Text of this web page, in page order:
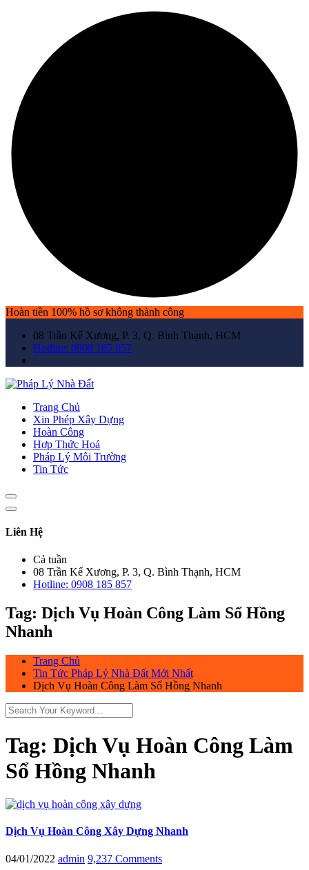
Hoàn tiền 100% hồ sơ không thành công
08 Trần Kế Xương, P. 3, Q. Bình Thạnh, HCM
Hotline: 0908 185 857
Trang Chủ
Xin Phép Xây Dựng
Hoàn Công
Hợp Thức Hoá
Pháp Lý Môi Trường
Tin Tức
Liên Hệ
Cả tuần
08 Trần Kế Xương, P. 3, Q. Bình Thạnh, HCM
Hotline: 0908 185 857
Tag: Dịch Vụ Hoàn Công Làm Sổ Hồng
Nhanh
Trang Chủ
Tin Tức Pháp Lý Nhà Đất Mới Nhất
Dịch Vụ Hoàn Công Làm Sổ Hồng Nhanh
Tag: Dịch Vụ Hoàn Công Làm
Sổ Hồng Nhanh
Dịch Vụ Hoàn Công Xây Dựng Nhanh
04/01/2022 admin 9,237 Comments